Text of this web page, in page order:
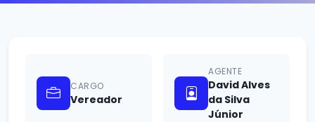
CARGO
Vereador
AGENTE
David Alves
da Silva
Júnior